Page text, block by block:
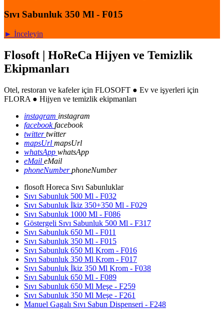
Sıvı Sabunluk 350 Ml - F015
► İnceleyin
Flosoft | HoReCa Hijyen ve Temizlik
Ekipmanları
Otel, restoran ve kafeler için FLOSOFT ● Ev ve işyerleri için
FLORA ● Hijyen ve temizlik ekipmanları
instagram instagram
facebookfacebook
twittertwitter
mapsUrl mapsUrl
whatsApp whatsApp
eMail eMail
phoneNumberphoneNumber
flosoft Horeca Sıvı Sabunluklar
Sıvı Sabunluk 500 Ml - F032
Sıvı Sabunluk İkiz 350+350 Ml - F029
Sıvı Sabunluk 1000 Ml - F086
Göstergeli Sıvı Sabunluk 500 Ml - F317
Sıvı Sabunluk 650 Ml - F011
Sıvı Sabunluk 350 Ml - F015
Sıvı Sabunluk 650 Ml Krom - F016
Sıvı Sabunluk 350 Ml Krom - F017
Sıvı Sabunluk İkiz 350 Ml Krom - F038
Sıvı Sabunluk 650 Ml - F089
Sıvı Sabunluk 650 Ml Meşe - F259
Sıvı Sabunluk 350 Ml Meşe - F261
Manuel Gagalı Sıvı Sabun Dispenseri - F248